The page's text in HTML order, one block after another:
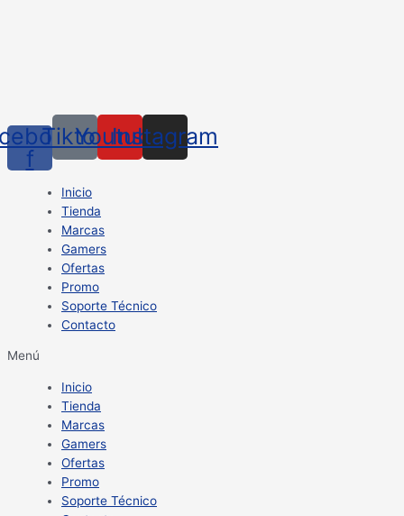
f
TiktokYoutube
Instagram
Inicio
Tienda
Marcas
Gamers
Ofertas
Promo
Soporte Técnico
Contacto
Menú
Inicio
Tienda
Marcas
Gamers
Ofertas
Promo
Soporte Técnico